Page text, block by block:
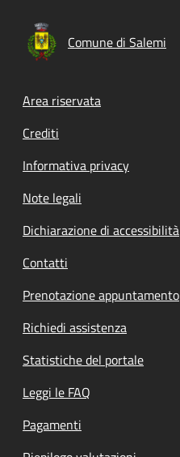
Comune di Salemi
Footer menu
Area riservata
Crediti
Informativa privacy
Note legali
Dichiarazione di accessibilità
Contatti
Prenotazione appuntamento
Richiedi assistenza
Statistiche del portale
Leggi le FAQ
Pagamenti